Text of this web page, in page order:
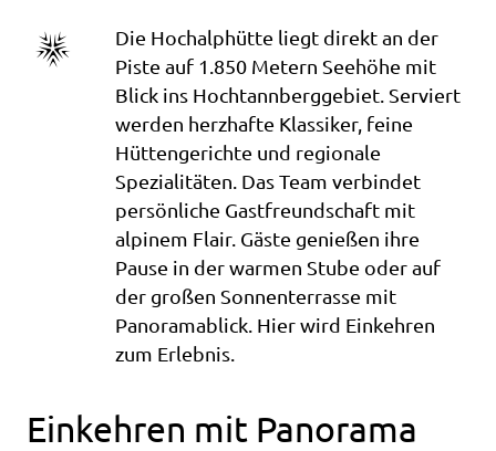
Die Hochalphütte liegt direkt an der
Piste auf 1.850 Metern Seehöhe mit
Blick ins Hochtannberggebiet. Serviert
werden herzhafte Klassiker, feine
Hüttengerichte und regionale
Spezialitäten. Das Team verbindet
persönliche Gastfreundschaft mit
alpinem Flair. Gäste genießen ihre
Pause in der warmen Stube oder auf
der großen Sonnenterrasse mit
Panoramablick. Hier wird Einkehren
zum Erlebnis.
Einkehren mit Panorama